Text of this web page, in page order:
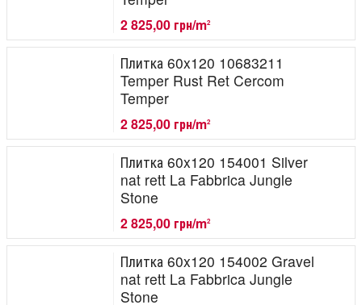
2 825,00 грн/m2
Плитка 60x120 10683211
Temper Rust Ret Cercom
Temper
2 825,00 грн/m2
Плитка 60x120 154001 Silver
nat rett La Fabbrica Jungle
Stone
2 825,00 грн/m2
Плитка 60x120 154002 Gravel
nat rett La Fabbrica Jungle
Stone